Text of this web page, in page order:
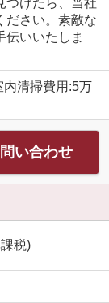
つけたら、当社
ださい。素敵な
伝いいたしま
清掃費用:5万
い合わせ
税)